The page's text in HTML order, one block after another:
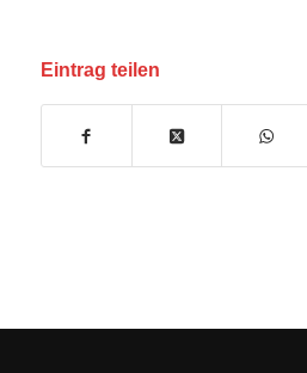
Eintrag teilen